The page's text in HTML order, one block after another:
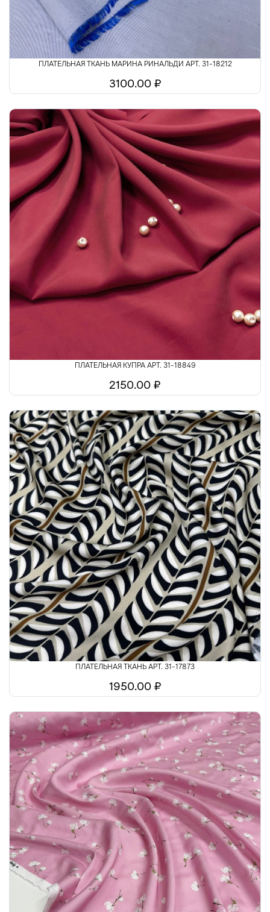
ПЛАТЕЛЬНАЯ ТКАНЬ МАРИНА РИНАЛЬДИ АРТ. 31-18212
3100.00 ₽
ПЛАТЕЛЬНАЯ КУПРА АРТ. 31-18849
2150.00 ₽
ПЛАТЕЛЬНАЯ ТКАНЬ АРТ. 31-17873
1950.00 ₽